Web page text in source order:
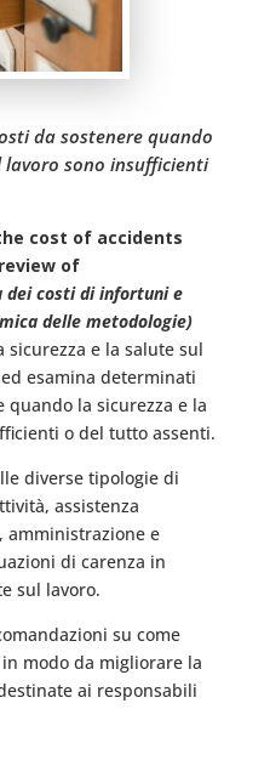
da sostenere quando
lavoro sono insufficienti
cost of accidents
of
dei costi di infortuni e
delle metodologie)
sicurezza e la salute sul
esamina determinati
la sicurezza e la
o del tutto assenti.
diverse tipologie di
assistenza
amministrazione e
di carenza in
sul lavoro.
su come
modo da migliorare la
ai responsabili